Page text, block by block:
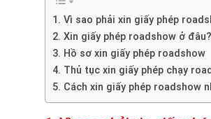
1. Vì sao phải xin giấy phép
2. Xin giấy phép roadshow ở đâu?
3. Hồ sơ xin giấy phép roadshow
4. Thủ tục xin giấy phép chạy
5. Cách xin giấy phép roadshow